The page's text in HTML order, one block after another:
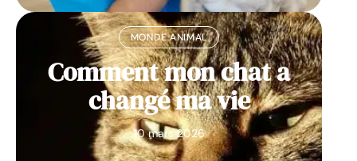
MONDE ANIMAL
Comment mon chat a
changé ma vie
10 mars 2026